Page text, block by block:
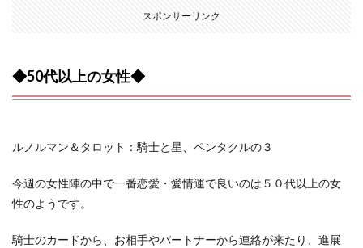
スポンサーリンク
◆50代以上の女性◆
ルノルマン＆タロット：騎士と星、ペンタクルの３
今週の女性陣の中で一番恋愛・愛情運で良いのは５０代以上の女
性のようです。
騎士のカードから、お相手やパートナーから連絡が来たり、進展